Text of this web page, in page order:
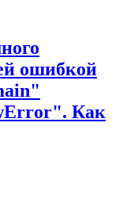
ошибкой
Как